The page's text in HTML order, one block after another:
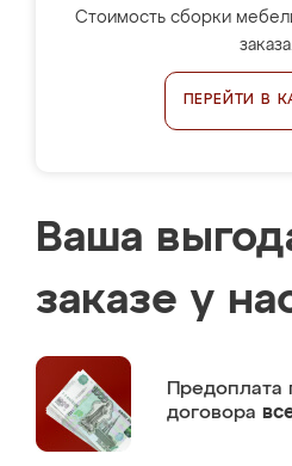
Стоимость сборки
заказа.
ПЕРЕЙТИ В
Ваша
заказе у
Предоплата
договора